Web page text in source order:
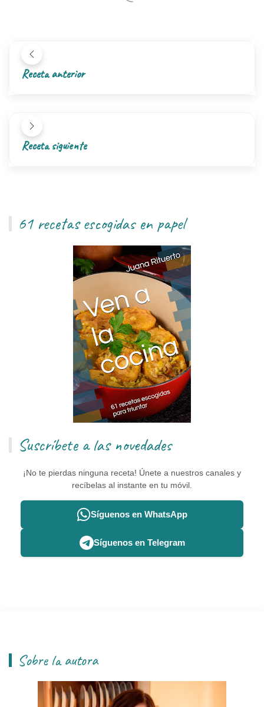
Receta anterior
Receta siguiente
61 recetas escogidas en papel
Suscríbete a las novedades
¡No te pierdas ninguna receta! Únete a nuestros canales y
recíbelas al instante en tu móvil.
Síguenos en WhatsApp
Síguenos en Telegram
Sobre la autora